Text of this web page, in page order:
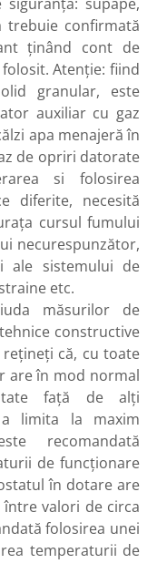
trebuie confirmată
ţinând cont de
Atenţie: fiind
granular, este
auxiliar cu gaz
apa menajeră în
de opriri datorate
si folosirea
diferite, necesită
cursul fumului
necurespunzător,
ale sistemului de
etc.
măsurilor de
constructive
că, cu toate
are în mod normal
faţă de alţi
limita la maxim
recomandată
de funcţionare
în dotare are
valori de circa
folosirea unei
temperaturii de